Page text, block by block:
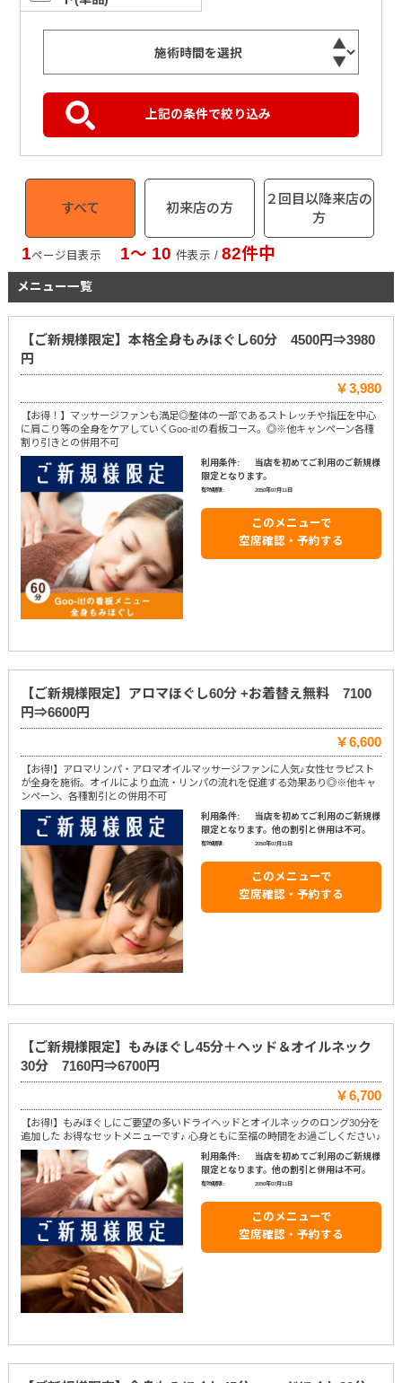
すべて 初来店の方
２回目以降来店の
方
1ページ目表示 1〜 10 件表示 / 82件中
メニュー一覧
【ご新規様限定】本格全身もみほぐし60分 4500円⇒3980
円
￥3,980
【お得！】マッサージファンも満足◎整体の一部であるストレッチや指圧を中心
に肩こり等の全身をケアしていくGoo-it!の看板コース。◎※他キャンペーン各種
割り引きとの併用不可
利用条件:
当店を初めてご利用のご新規様
限定となります。
有効期限: 2050年07月11日
このメニューで
空席確認・予約する
【ご新規様限定】アロマほぐし60分 +お着替え無料 7100
円⇒6600円
￥6,600
【お得!】アロマリンパ・アロマオイルマッサージファンに人気♪女性セラピスト
が全身を施術。オイルにより血流・リンパの流れを促進する効果あり◎※他キャ
ンペーン、各種割引との併用不可
利用条件:
当店を初めてご利用のご新規様
限定となります。他の割引と併用は不可。
有効期限: 2050年07月11日
このメニューで
空席確認・予約する
【ご新規様限定】もみほぐし45分＋ヘッド＆オイルネック
30分 7160円⇒6700円
￥6,700
【お得!】もみほぐしにご要望の多いドライヘッドとオイルネックのロング30分を
追加した お得なセットメニューです♪ 心身ともに至福の時間をお過ごしください♪
利用条件:
当店を初めてご利用のご新規様
限定となります。他の割引と併用は不可。
有効期限: 2050年07月11日
このメニューで
空席確認・予約する